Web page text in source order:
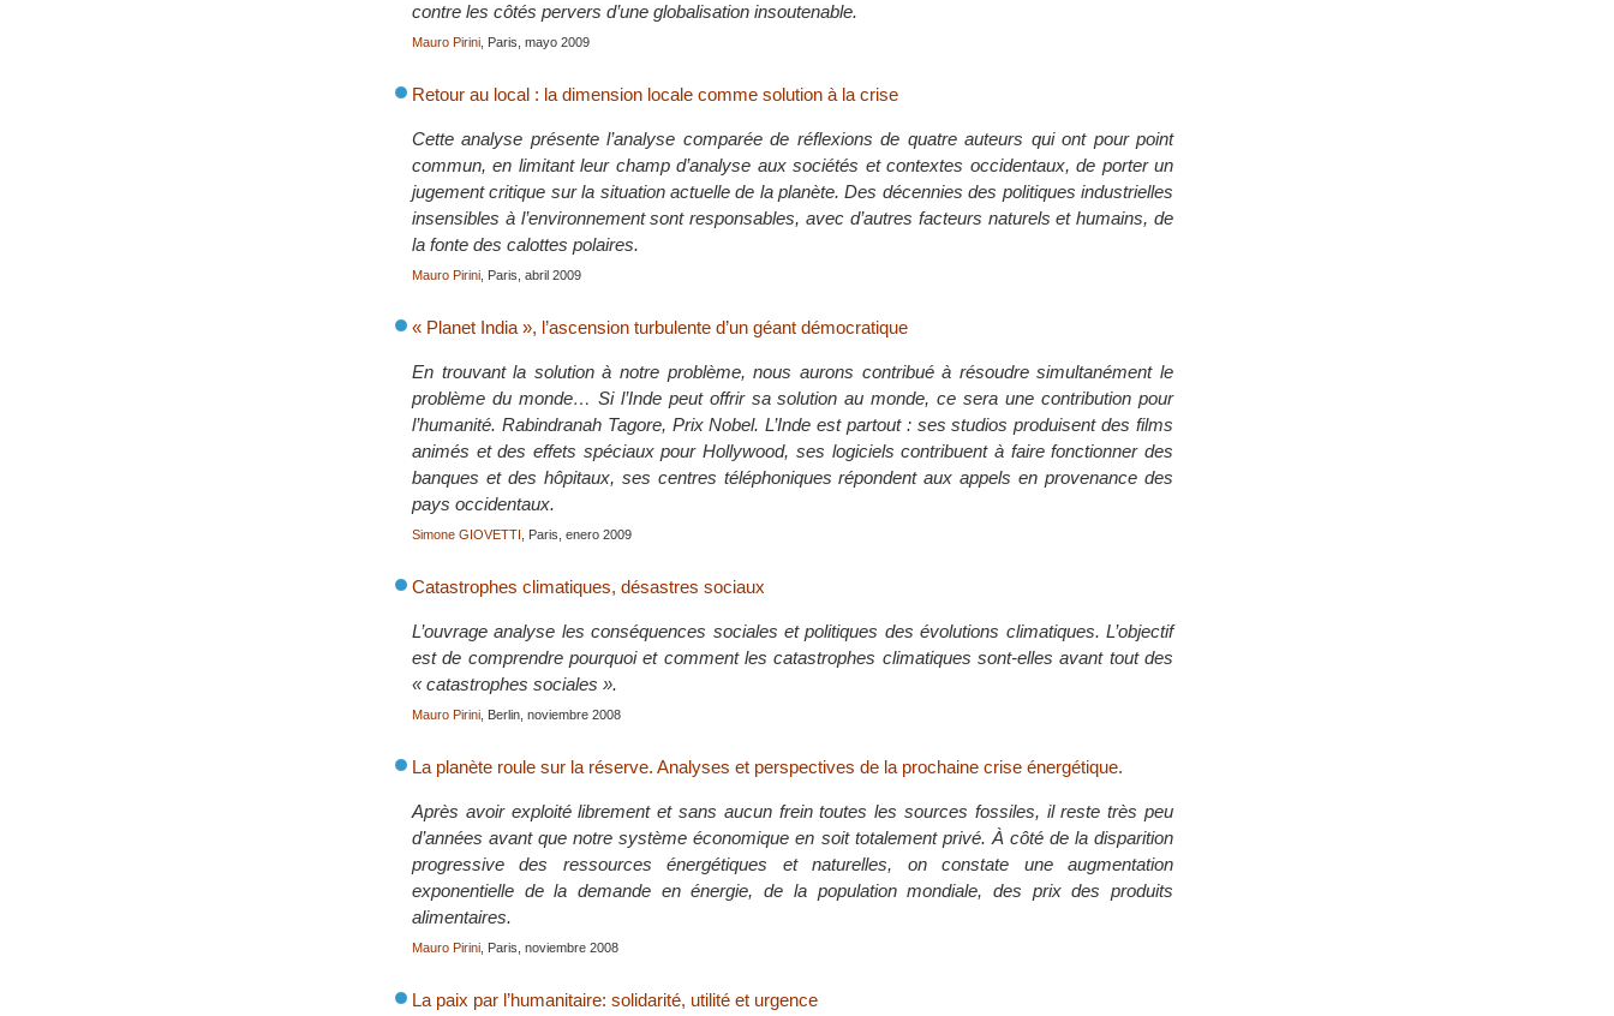
contre les côtés pervers d’une globalisation insoutenable.
Mauro Pirini , Paris, mayo 2009
Retour au local : la dimension locale comme solution à la crise
Cette analyse présente l’analyse comparée de réflexions de quatre auteurs qui ont pour point
commun, en limitant leur champ d’analyse aux sociétés et contextes occidentaux, de porter un
jugement critique sur la situation actuelle de la planète. Des décennies des politiques industrielles
insensibles à l’environnement sont responsables, avec d’autres facteurs naturels et humains, de
la fonte des calottes polaires.
Mauro Pirini , Paris, abril 2009
« Planet India », l’ascension turbulente d’un géant démocratique
En trouvant la solution à notre problème, nous aurons contribué à résoudre simultanément le
problème du monde… Si l’Inde peut offrir sa solution au monde, ce sera une contribution pour
l’humanité. Rabindranah Tagore, Prix Nobel. L’Inde est partout : ses studios produisent des films
animés et des effets spéciaux pour Hollywood, ses logiciels contribuent à faire fonctionner des
banques et des hôpitaux, ses centres téléphoniques répondent aux appels en provenance des
pays occidentaux.
Simone GIOVETTI , Paris, enero 2009
Catastrophes climatiques, désastres sociaux
L’ouvrage analyse les conséquences sociales et politiques des évolutions climatiques. L’objectif
est de comprendre pourquoi et comment les catastrophes climatiques sont-elles avant tout des
« catastrophes sociales ».
Mauro Pirini , Berlin, noviembre 2008
La planète roule sur la réserve. Analyses et perspectives de la prochaine crise énergétique.
Après avoir exploité librement et sans aucun frein toutes les sources fossiles, il reste très peu
d’années avant que notre système économique en soit totalement privé. À côté de la disparition
progressive des ressources énergétiques et naturelles, on constate une augmentation
exponentielle de la demande en énergie, de la population mondiale, des prix des produits
alimentaires.
Mauro Pirini , Paris, noviembre 2008
La paix par l’humanitaire: solidarité, utilité et urgence